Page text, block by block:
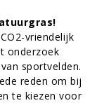
vriendelijk
onderzoek
sportvelden.
reden om bij
te kiezen voor